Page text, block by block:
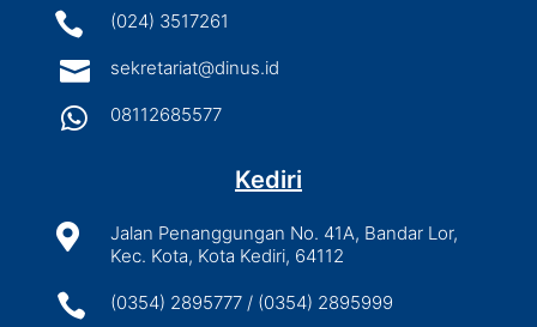
 (024) 3517261
 sekretariat@dinus.id
 08112685577
Kediri

Jalan Penanggungan No. 41A, Bandar Lor,
Kec. Kota, Kota Kediri, 64112
 (0354) 2895777 / (0354) 2895999